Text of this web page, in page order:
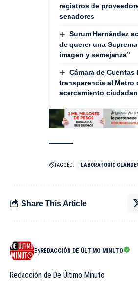
registros de
senadores
Surum Hernández
de querer una
imagen y semejanza”
Cámara de Cuentas
transparencia al Metro
acercamiento
TAGGED: LABORATORIO
Share This Article
ByREDACCIÓN DE ÚLTIMO MINUTO
Redacción de De Último Minuto